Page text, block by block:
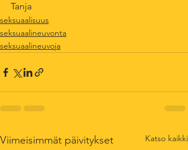
Tanja
seksuaalisuus
seksuaalineuvonta
seksuaalineuvoja
Viimeisimmät päivitykset Katso kaikki